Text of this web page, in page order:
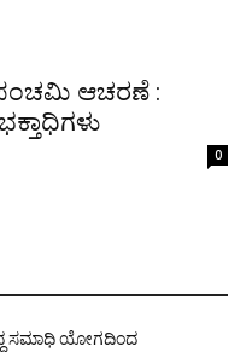
ಆಚರಣೆ :
0
ಸಮಾಧಿ ಯೋಗದಿಂದ